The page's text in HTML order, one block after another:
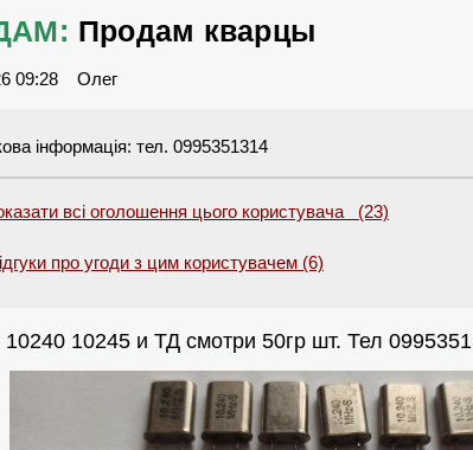
Продам кварцы
09:28 Олег
інформація: тел. 0995351314
всі оголошення цього користувача (23)
про угоди з цим користувачем (6)
10245 и ТД смотри 50гр шт. Тел